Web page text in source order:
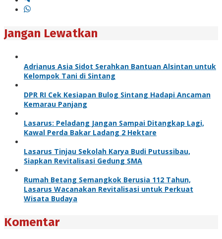
Jangan Lewatkan
Adrianus Asia Sidot Serahkan Bantuan Alsintan untuk
Kelompok Tani di Sintang
DPR RI Cek Kesiapan Bulog Sintang Hadapi Ancaman
Kemarau Panjang
Lasarus: Peladang Jangan Sampai Ditangkap Lagi,
Kawal Perda Bakar Ladang 2 Hektare
Lasarus Tinjau Sekolah Karya Budi Putussibau,
Siapkan Revitalisasi Gedung SMA
Rumah Betang Semangkok Berusia 112 Tahun,
Lasarus Wacanakan Revitalisasi untuk Perkuat
Wisata Budaya
Komentar